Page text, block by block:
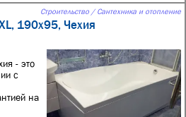
Строительство / Сантехника и отопление
190x95, Чехия
- это
с
на